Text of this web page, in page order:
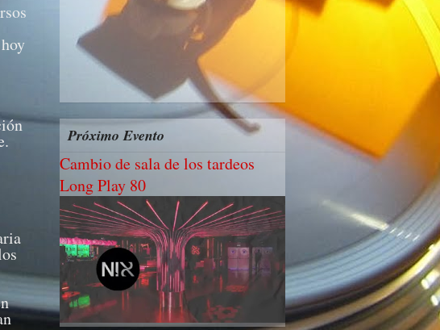
Próximo Evento
Cambio de sala de los tardeos
Long Play 80